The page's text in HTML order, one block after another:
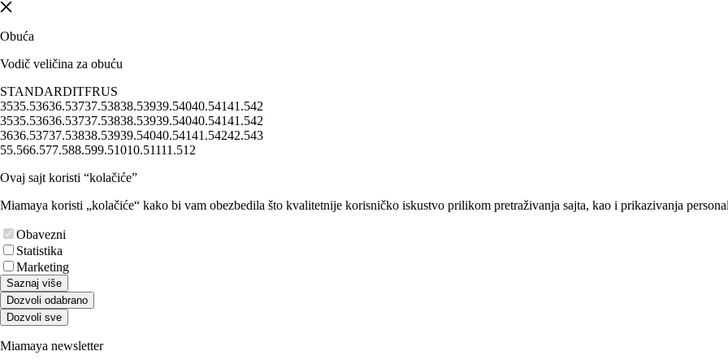
Obuća
Vodič veličina za obuću
STANDARDITFRUS
3535.53636.53737.53838.53939.54040.54141.542
3535.53636.53737.53838.53939.54040.54141.542
3636.53737.53838.53939.54040.54141.54242.543
55.566.577.588.599.51010.51111.512
Ovaj sajt koristi “kolačiće”
Miamaya koristi „kolačiće“ kako bi vam obezbedila što kvalitetnije korisničko iskustvo prilikom pretraživanja sajta, kao i prikazivanja
Obavezni
Statistika
Marketing
Saznaj više
Dozvoli odabrano
Dozvoli sve
Miamaya newsletter